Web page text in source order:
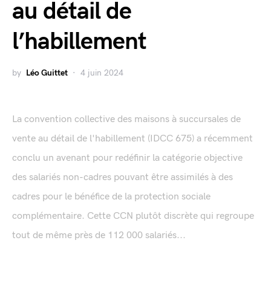
au détail de
l’habillement
by Léo Guittet 4 juin 2024
La convention collective des maisons à succursales de
vente au détail de l'habillement (IDCC 675) a récemment
conclu un avenant pour redéfinir la catégorie objective
des salariés non-cadres pouvant être assimilés à des
cadres pour le bénéfice de la protection sociale
complémentaire. Cette CCN plutôt discrète qui regroupe
tout de même près de 112 000 salariés...